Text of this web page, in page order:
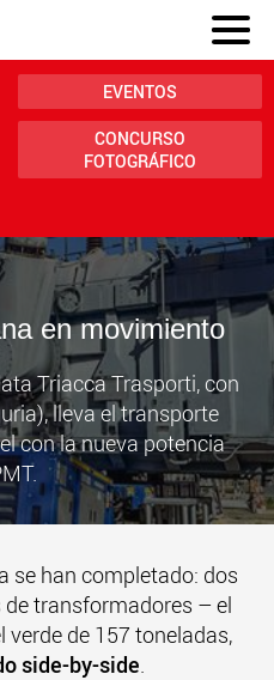
EVENTOS
CONCURSO
FOTOGRÁFICO
en movimiento
Triacca Trasporti, con
lleva el transporte
con la nueva potencia
se han completado: dos
transformadores – el
de 157 toneladas,
side-by-side.